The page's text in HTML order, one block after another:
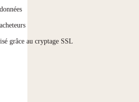
grâce au cryptage SSL